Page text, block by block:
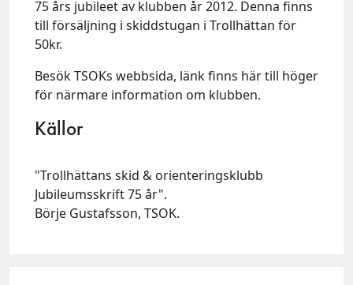
75 års jubileet av klubben år 2012. Denna finns
till försäljning i skiddstugan i Trollhättan för
50kr.
Besök TSOKs webbsida, länk finns här till höger
för närmare information om klubben.
Källor
"Trollhättans skid & orienteringsklubb
Jubileumsskrift 75 år".
Börje Gustafsson, TSOK.